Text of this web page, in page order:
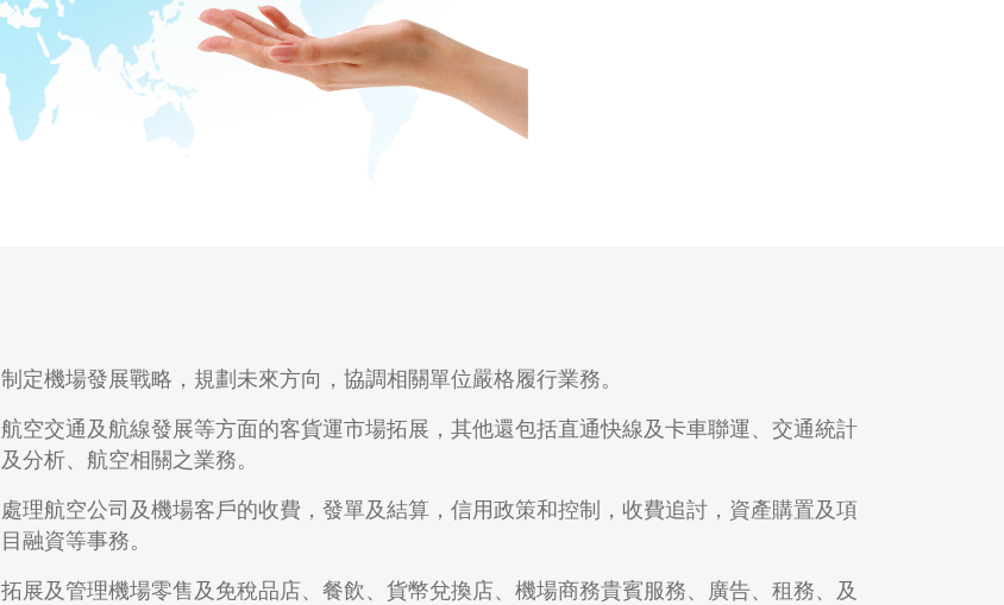
制定機場發展戰略，規劃未來方向，協調相關單位嚴格履行業務。
航空交通及航線發展等方面的客貨運市場拓展，其他還包括直通快線及卡車聯運、交通統計
及分析、航空相關之業務。
處理航空公司及機場客戶的收費，發單及結算，信用政策和控制，收費追討，資產購置及項
目融資等事務。
拓展及管理機場零售及免稅品店、餐飲、貨幣兌換店、機場商務貴賓服務、廣告、租務、及